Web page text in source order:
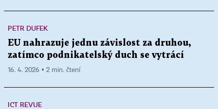
PETR DUFEK
EU nahrazuje jednu závislost za druhou,
zatímco podnikatelský duch se vytrácí
16. 4. 2026 ▪ 2 min. čtení
ICT REVUE